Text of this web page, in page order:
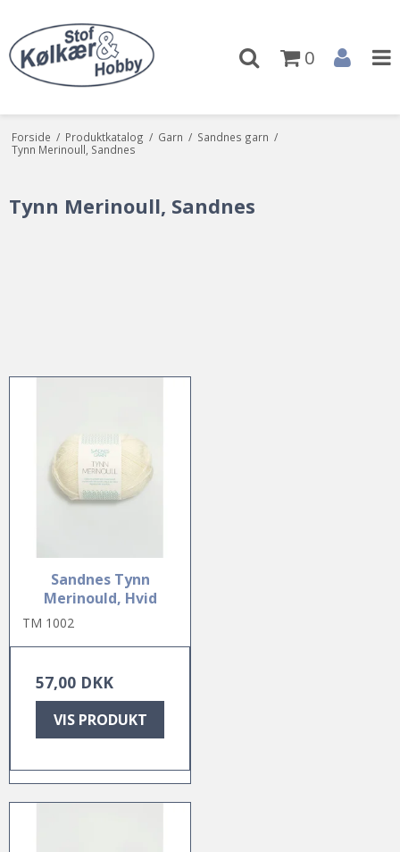
0
Forside / Produktkatalog / Garn / Sandnes garn /
Tynn Merinoull, Sandnes
Tynn Merinoull, Sandnes
Sandnes Tynn
Merinould, Hvid
TM 1002
57,00 DKK
VIS PRODUKT